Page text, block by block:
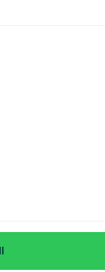
eller